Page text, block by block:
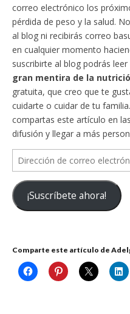
correo electrónico los
pérdida de peso y la salud.
al blog ni recibirás correo
en cualquier momento
suscribirte al blog podrás
gran mentira de la
gratuita, que creo que te
cuidarte o cuidar de tu
compartas este artículo en
difusión y llegar a más
Dirección
de
correo
electrónico
¡Suscríbete ahora!
Comparte este artículo de